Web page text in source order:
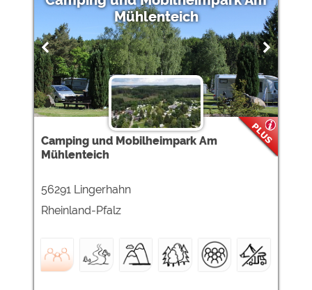
Mühlenteich
Camping und Mobilheimpark Am
Mühlenteich
56291 Lingerhahn
Rheinland-Pfalz